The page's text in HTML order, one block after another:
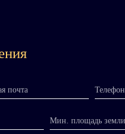
почта Телефон
Мин. площадь земли